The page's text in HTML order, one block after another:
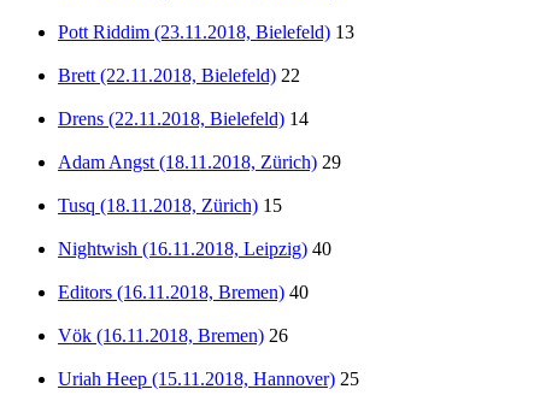
Pott Riddim (23.11.2018, Bielefeld) 13
Brett (22.11.2018, Bielefeld) 22
Drens (22.11.2018, Bielefeld) 14
Adam Angst (18.11.2018, Zürich) 29
Tusq (18.11.2018, Zürich) 15
Nightwish (16.11.2018, Leipzig) 40
Editors (16.11.2018, Bremen) 40
Vök (16.11.2018, Bremen) 26
Uriah Heep (15.11.2018, Hannover) 25